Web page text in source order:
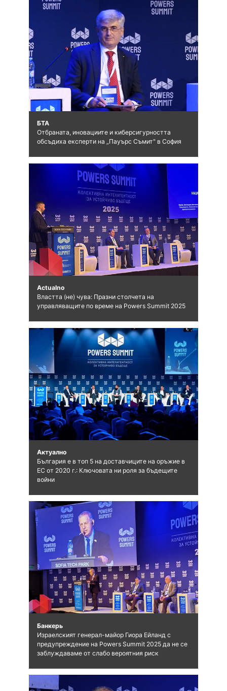
БТА
Отбраната, иновациите и киберсигурността
обсъдиха експерти на „Пауърс Съмит" в София
Actualno
Властта (не) чува: Празни столчета на
управляващите по време на Powers Summit 2025
Актуално
България е в топ 5 на доставчиците на оръжие в
ЕС от 2020 г.: Ключовата ни роля за бъдещите
войни
Банкерь
Израелският генерал-майор Гиора Ейланд с
предупреждение на Powers Summit 2025 да не се
заблуждаваме от слабо вероятния риск